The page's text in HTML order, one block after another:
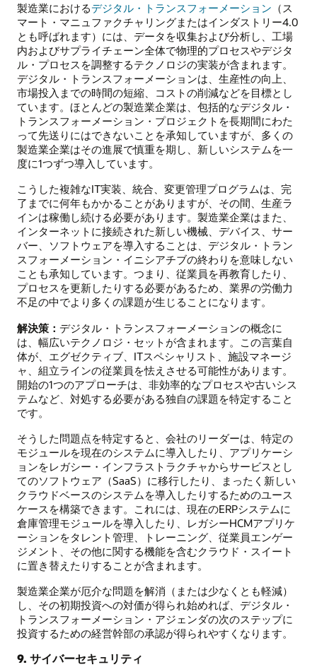
製造業におけるデジタル・トランスフォーメーション （ス
マート・マニュファクチャリングまたはインダストリー4.0
とも呼ばれます）には、データを収集および分析し、工場
内およびサプライチェーン全体で物理的プロセスやデジタ
ル・プロセスを調整するテクノロジの実装が含まれます。
デジタル・トランスフォーメーションは、生産性の向上、
市場投入までの時間の短縮、コストの削減などを目標とし
ています。ほとんどの製造業企業は、包括的なデジタル・
トランスフォーメーション・プロジェクトを長期間にわた
って先送りにはできないことを承知していますが、多くの
製造業企業はその進展で慎重を期し、新しいシステムを一
度に1つずつ導入しています。
こうした複雑なIT実装、統合、変更管理プログラムは、完
了までに何年もかかることがありますが、その間、生産ラ
インは稼働し続ける必要があります。製造業企業はまた、
インターネットに接続された新しい機械、デバイス、サー
バー、ソフトウェアを導入することは、デジタル・トラン
スフォーメーション・イニシアチブの終わりを意味しない
ことも承知しています。つまり、従業員を再教育したり、
プロセスを更新したりする必要があるため、業界の労働力
不足の中でより多くの課題が生じることになります。
解決策： デジタル・トランスフォーメーションの概念に
は、幅広いテクノロジ・セットが含まれます。この言葉自
体が、エグゼクティブ、ITスペシャリスト、施設マネージ
ャ、組立ラインの従業員を怯えさせる可能性があります。
開始の1つのアプローチは、非効率的なプロセスや古いシス
テムなど、対処する必要がある独自の課題を特定すること
です。
そうした問題点を特定すると、会社のリーダーは、特定の
モジュールを現在のシステムに導入したり、アプリケーシ
ョンをレガシー・インフラストラクチャからサービスとし
てのソフトウェア（SaaS）に移行したり、まったく新しい
クラウドベースのシステムを導入したりするためのユース
ケースを構築できます。これには、現在のERPシステムに
倉庫管理モジュールを導入したり、レガシーHCMアプリケ
ーションをタレント管理、トレーニング、従業員エンゲー
ジメント、その他に関する機能を含むクラウド・スイート
に置き替えたりすることが含まれます。
製造業企業が厄介な問題を解消（または少なくとも軽減）
し、その初期投資への対価が得られ始めれば、デジタル・
トランスフォーメーション・アジェンダの次のステップに
投資するための経営幹部の承認が得られやすくなります。
9. サイバーセキュリティ